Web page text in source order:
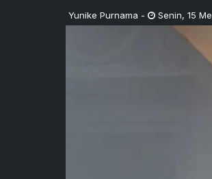
Yunike Purnama - Senin, 15